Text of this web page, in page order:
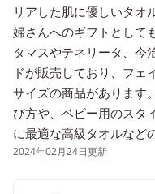
リアした肌に優しいタオ
婦さんへのギフトとして
タマスやテネリータ、今
ドが販売しており、フェ
サイズの商品があります
び方や、ベビー用のスタ
に最適な高級タオルなど
2024年02月24日更新